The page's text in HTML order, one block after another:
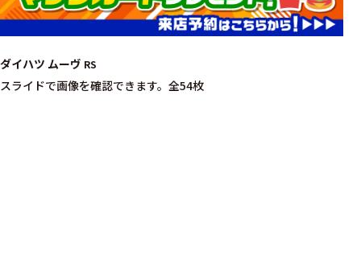
ダイハツ ムーヴ RS
スライドで画像を確認できます。 全54枚